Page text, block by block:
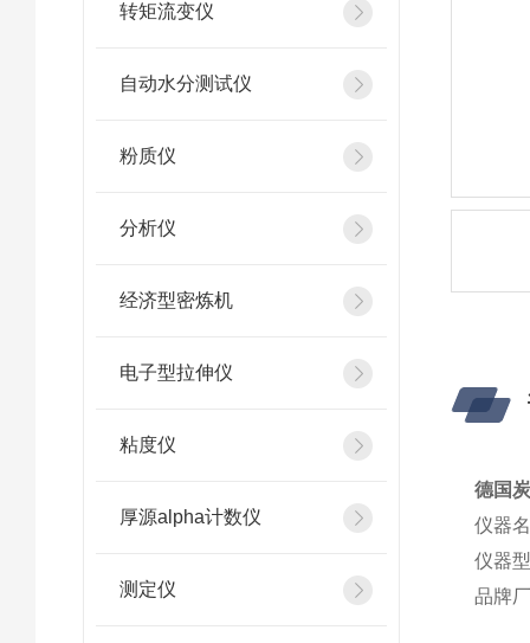
转矩流变仪
自动水分测试仪
粉质仪
分析仪
经济型密炼机
电子型拉伸仪
粘度仪
厚源alpha计数仪
测定仪
德国
仪器
仪器
品牌